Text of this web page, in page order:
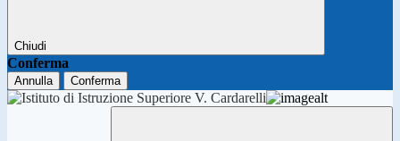
Chiudi
Conferma
Annulla Conferma